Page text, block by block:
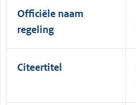
Officiële naam
regeling
Citeertitel